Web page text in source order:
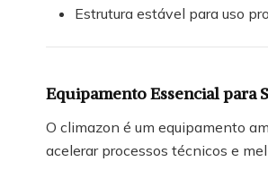
Estrutura estável para uso
Equipamento Essencial para
O climazon é um equipamento
acelerar processos técnicos e